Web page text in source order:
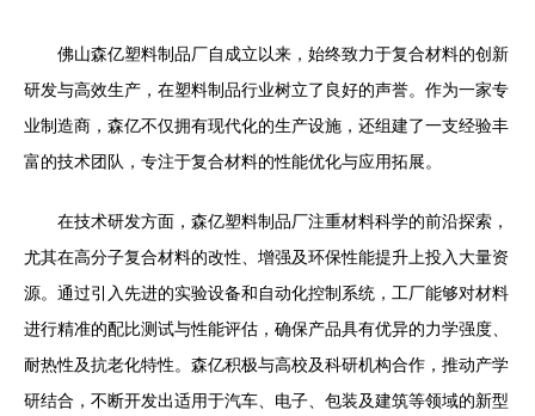
佛山森亿塑料制品厂自成立以来，始终致力于复合材料的创新
研发与高效生产，在塑料制品行业树立了良好的声誉。作为一家专
业制造商，森亿不仅拥有现代化的生产设施，还组建了一支经验丰
富的技术团队，专注于复合材料的性能优化与应用拓展。
在技术研发方面，森亿塑料制品厂注重材料科学的前沿探索，
尤其在高分子复合材料的改性、增强及环保性能提升上投入大量资
源。通过引入先进的实验设备和自动化控制系统，工厂能够对材料
进行精准的配比测试与性能评估，确保产品具有优异的力学强度、
耐热性及抗老化特性。森亿积极与高校及科研机构合作，推动产学
研结合，不断开发出适用于汽车、电子、包装及建筑等领域的新型